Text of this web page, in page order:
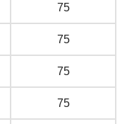
75
75
75
75